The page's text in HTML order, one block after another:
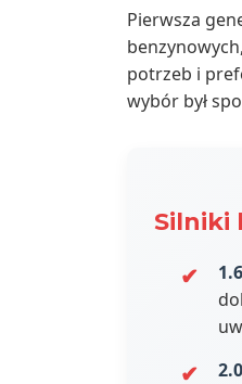
Pierwsza
potrzeb i
wybór był
Silniki